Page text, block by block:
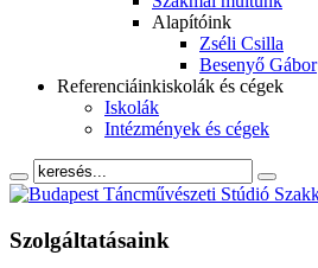
Alapítóink
Zséli Csilla
Besenyő Gábor
Referenciáinkiskolák és cégek
Iskolák
Intézmények és cégek
Szolgáltatásaink